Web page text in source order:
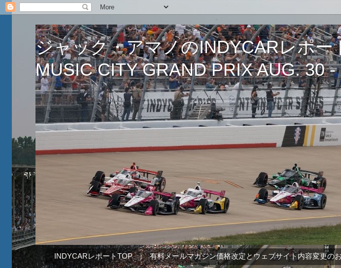
ジャック・アマノのINDYCARレポー
MUSIC CITY GRAND PRIX AUG. 30 -
INDYCARレポートTOP 有料メールマガジン価格改定とウェブサイト内容変更の